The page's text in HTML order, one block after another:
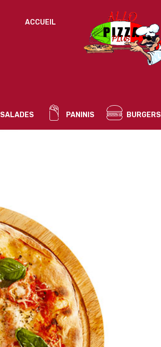
ACCUEIL
Mot de passe perdu ?
Un mot de passe sera envoyé vers
SALADES PANINIS BURGERS